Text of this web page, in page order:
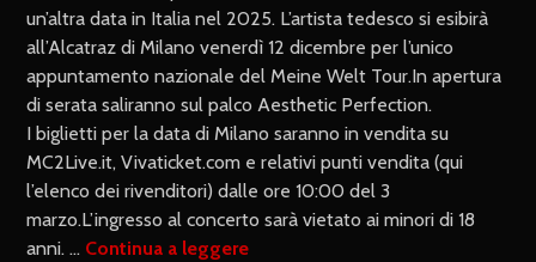
un’altra data in Italia nel 2025. L’artista tedesco si esibirà
all’Alcatraz di Milano venerdì 12 dicembre per l’unico
appuntamento nazionale del Meine Welt Tour.In apertura
di serata saliranno sul palco Aesthetic Perfection.
I biglietti per la data di Milano saranno in vendita su
MC2Live.it, Vivaticket.com e relativi punti vendita (qui
l’elenco dei rivenditori) dalle ore 10:00 del 3
marzo.L’ingresso al concerto sarà vietato ai minori di 18
anni. … Continua a leggere